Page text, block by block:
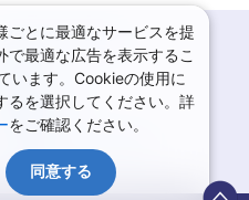
プライバシーポリシー
規約集
商標について
採用情報
システムメンテナンスの
お知らせ
ごとに最適なサービスを提
最適な広告を表示するこ
います。Cookieの使用に
るを選択してください。詳
をご確認ください。
同意する